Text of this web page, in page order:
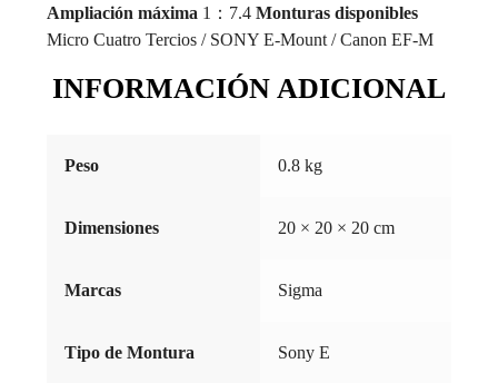
Ampliación máxima 1：7.4 Monturas disponibles
Micro Cuatro Tercios / SONY E-Mount / Canon EF-M
INFORMACIÓN ADICIONAL
Peso 0.8 kg
Dimensiones 20 × 20 × 20 cm
Marcas Sigma
Tipo de Montura Sony E